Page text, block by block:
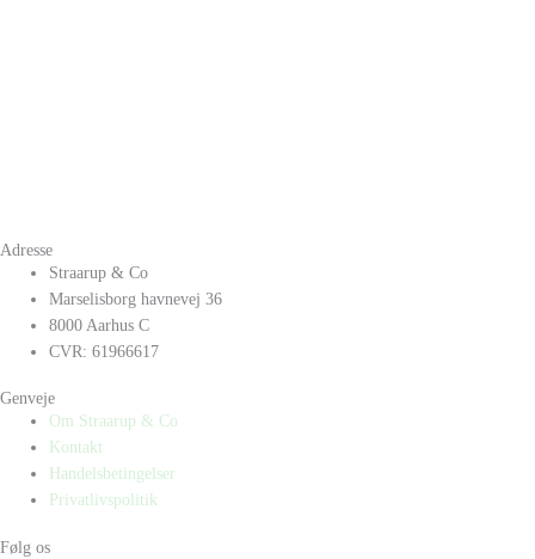
Adresse
Straarup & Co
Marselisborg havnevej 36
8000 Aarhus C
CVR: 61966617
Genveje
Om Straarup & Co
Kontakt
Handelsbetingelser
Privatlivspolitik
Følg os